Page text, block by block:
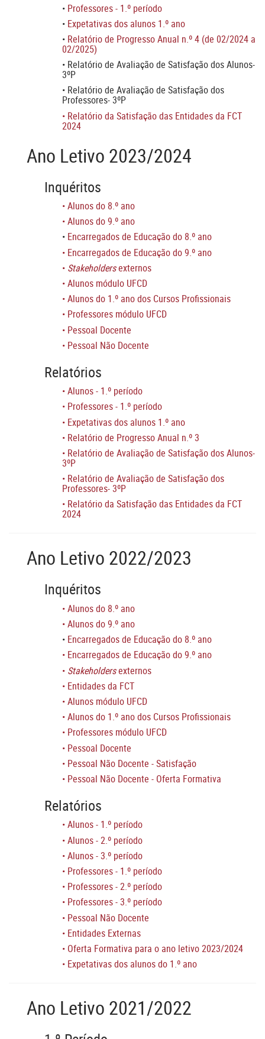
• Professores - 1.º período
• Expetativas dos alunos 1.º ano
• Relatório de Progresso Anual n.º 4 (de 02/2024 a
02/2025)
• Relatório de Avaliação de Satisfação dos Alunos-
3ºP
• Relatório de Avaliação de Satisfação dos
Professores- 3ºP
• Relatório da Satisfação das Entidades da FCT
2024
Ano Letivo 2023/2024
Inquéritos
•Alunos do 8.º ano
•Alunos do 9.º ano
• Encarregados de Educação do 8.º ano
• Encarregados de Educação do 9.º ano
• Stakeholdersexternos
•Alunos módulo UFCD
•Alunos do 1.º ano dos Cursos Profissionais
• Professores módulo UFCD
• Pessoal Docente
• Pessoal Não Docente
Relatórios
•Alunos - 1.º período
• Professores - 1.º período
• Expetativas dos alunos 1.º ano
• Relatório de Progresso Anual n.º 3
• Relatório de Avaliação de Satisfação dos Alunos-
3ºP
• Relatório de Avaliação de Satisfação dos
Professores- 3ºP
• Relatório da Satisfação das Entidades da FCT
2024
Ano Letivo 2022/2023
Inquéritos
•Alunos do 8.º ano
•Alunos do 9.º ano
• Encarregados de Educação do 8.º ano
• Encarregados de Educação do 9.º ano
• Stakeholdersexternos
• Entidades da FCT
•Alunos módulo UFCD
•Alunos do 1.º ano dos Cursos Profissionais
• Professores módulo UFCD
• Pessoal Docente
• Pessoal Não Docente - Satisfação
• Pessoal Não Docente - Oferta Formativa
Relatórios
•Alunos - 1.º período
•Alunos - 2.º período
•Alunos - 3.º período
• Professores - 1.º período
• Professores - 2.º período
• Professores - 3.º período
• Pessoal Não Docente
• Entidades Externas
• Oferta Formativa para o ano letivo 2023/2024
• Expetativas dos alunos do 1.º ano
Ano Letivo 2021/2022